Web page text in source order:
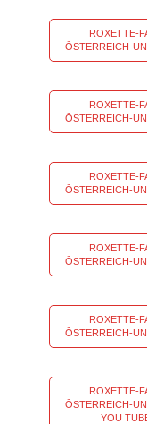
ROXETTE-
ÖSTERREICH-
ROXETTE-
ÖSTERREICH-
ROXETTE-
ÖSTERREICH-
ROXETTE-
ÖSTERREICH-
ROXETTE-
ÖSTERREICH-
ROXETTE-
ÖSTERREICH-
YOU